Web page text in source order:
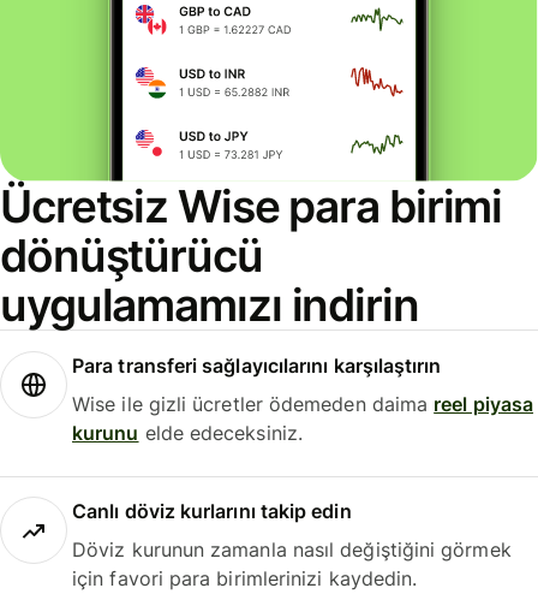
Ücretsiz Wise para birimi
dönüştürücü
uygulamamızı indirin
Para transferi sağlayıcılarını karşılaştırın
Wise ile gizli ücretler ödemeden daima reel piyasa
kurunu elde edeceksiniz.
Canlı döviz kurlarını takip edin
Döviz kurunun zamanla nasıl değiştiğini görmek
için favori para birimlerinizi kaydedin.